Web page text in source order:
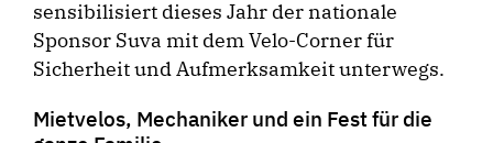
sensibilisiert dieses Jahr der nationale
Sponsor Suva mit dem Velo-Corner für
Sicherheit und Aufmerksamkeit unterwegs.
Mietvelos, Mechaniker und ein Fest für die